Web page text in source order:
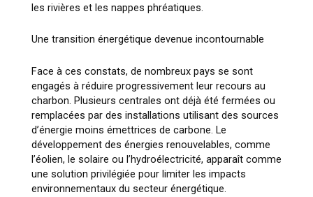
les rivières et les nappes phréatiques.
Une transition énergétique devenue incontournable
Face à ces constats, de nombreux pays se sont
engagés à réduire progressivement leur recours au
charbon. Plusieurs centrales ont déjà été fermées ou
remplacées par des installations utilisant des sources
d’énergie moins émettrices de carbone. Le
développement des énergies renouvelables, comme
l’éolien, le solaire ou l’hydroélectricité, apparaît comme
une solution privilégiée pour limiter les impacts
environnementaux du secteur énergétique.